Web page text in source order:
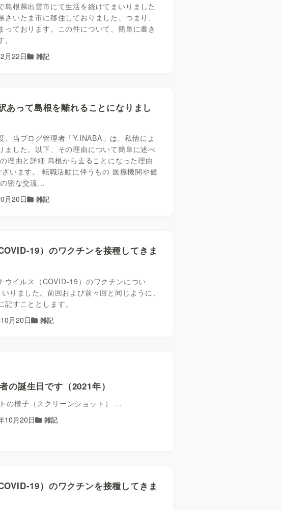
島根県出雲市にて生活を続けてまいりました
いたま市に移住しておりました。つまり、
っております。この件について、簡単に書き
月22日 雑記
あって島根を離れることになりまし
、当ブログ管理者「Y.INABA」は、私情によ
ました。以下、その理由について簡単に述べ
理由と詳細 島根から去ることになった理由
います。 転職活動に伴うもの 医療機関や健
密な交流…
月20日 雑記
19）のワクチンを接種してきま
ウイルス（COVID-19）のワクチンについ
りました。前回および前々回と同じように、
すこととします。
月20日 雑記
の誕生日です（2021年）
の様子（スクリーンショット） ...
10月20日 雑記
19）のワクチンを接種してきま